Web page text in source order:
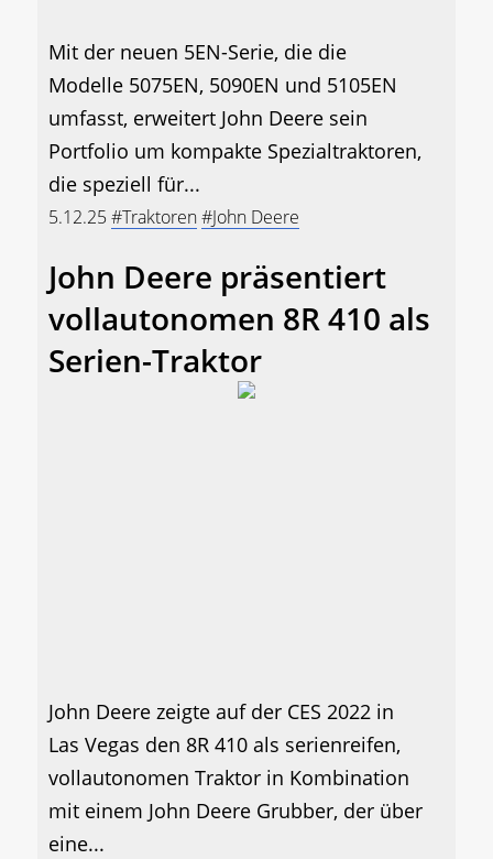
Mit der neuen 5EN-Serie, die die
Modelle 5075EN, 5090EN und 5105EN
umfasst, erweitert John Deere sein
Portfolio um kompakte Spezialtraktoren,
die speziell für...
5.12.25#Traktoren#John Deere
John Deere präsentiert
vollautonomen 8R 410 als
Serien-Traktor
John Deere zeigte auf der CES 2022 in
Las Vegas den 8R 410 als serienreifen,
vollautonomen Traktor in Kombination
mit einem John Deere Grubber, der über
eine...